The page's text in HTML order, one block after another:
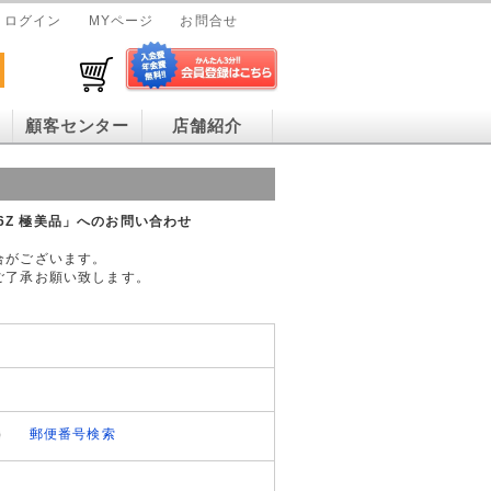
ログイン MYページ お問合せ
顧客センター 店舗紹介
極美品」へのお問い合わせ
ございます。
承お願い致します。
郵便番号検索